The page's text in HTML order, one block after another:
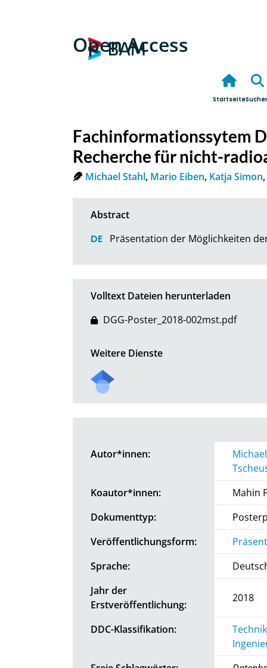
Open Access
Startseite
Fachinformationssytem
Recherche für nicht-
Michael Stahl, Mario Eiben, Katja Simon,
Präsentation der Möglichkeiten
Volltext Dateien herunterladen
DGG-Poster_2018-002mst.pdf
Weitere Dienste
Autor*innen:
Koautor*innen:
Mahin
Dokumenttyp:
Veröffentlichungsform:
Sprache:
Jahr der
Erstveröffentlichung:
2018
DDC-Klassifikation: